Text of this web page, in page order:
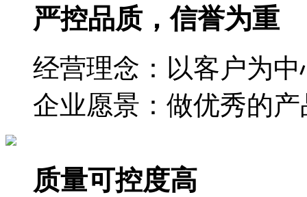
严控品质，信誉为重
经营理念：以客户为
企业愿景：做优秀的
质量可控度高